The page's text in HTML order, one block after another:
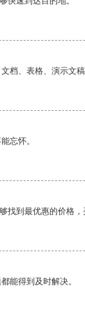
档、表格、演示文
忘怀。
找到最优惠的价格，
能得到及时解决。